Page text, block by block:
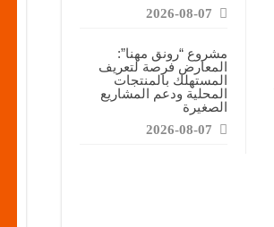
2026-08-07
مشروع “رونق مهنا”:
المعارض فرصة لتعريف
المستهلك بالمنتجات
المحلية ودعم المشاريع
الصغيرة
2026-08-07